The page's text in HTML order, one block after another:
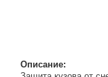
Описание: